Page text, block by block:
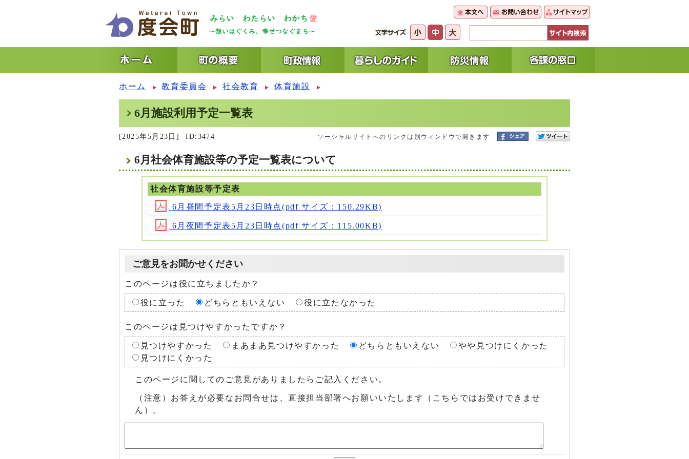
ホーム 教育委員会 社会教育 体育施設
6月施設利用予定一覧表
[2025年5月23日] ID:3474 ソーシャルサイトへのリンクは別ウィンドウで開きます
6月社会体育施設等の予定一覧表について
社会体育施設等予定表
6月昼間予定表5月23日時点(pdf サイズ：150.29KB)
6月夜間予定表5月23日時点(pdf サイズ：115.00KB)
ご意見をお聞かせください
このページは役に立ちましたか？
役に立った どちらともいえない 役に立たなかった
このページは見つけやすかったですか？
見つけやすかった まあまあ見つけやすかった どちらともいえない
やや見つけにくかった
見つけにくかった
このページに関してのご意見がありましたらご記入ください。
（注意）お答えが必要なお問合せは、直接担当部署へお願いいたします（こちらではお受けできませ
ん）。